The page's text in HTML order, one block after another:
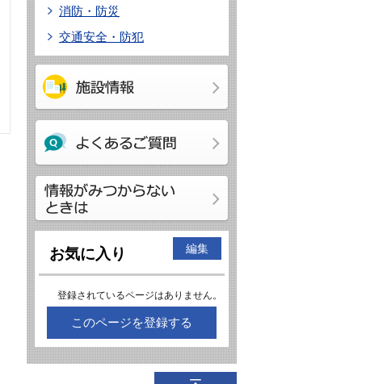
消防・防災
交通安全・防犯
お気に入り 編集
登録されているページはありません。
このページを登録する